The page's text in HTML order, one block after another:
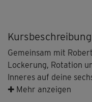
Kursbeschreibung
Gemeinsam mit
Lockerung, Rotation
Inneres auf deine
lernst du, all deine
✚ Mehr anzeigen